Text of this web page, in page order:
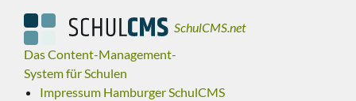
SchulCMS.net
Das Content-Management-
System für Schulen
Impressum Hamburger SchulCMS